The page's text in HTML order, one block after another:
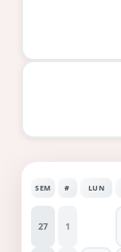
SEM # LUN
27 1